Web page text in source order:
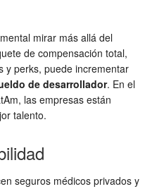
mirar más allá del
de compensación total,
y perks, puede incrementar
de desarrollador. En el
las empresas están
talento.
seguros médicos privados y